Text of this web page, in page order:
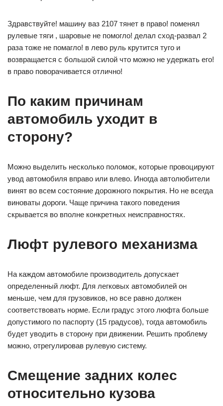
Здравствуйте! машину ваз 2107 тянет в право! поменял
рулевые тяги , шаровые не помогло! делал сход-развал 2
раза тоже не помагло! в лево руль крутится туго и
возвращается с большой силой что можно не удержать его!
в право поворачивается отлично!
По каким причинам
автомобиль уходит в
сторону?
Можно выделить несколько поломок, которые провоцируют
увод автомобиля вправо или влево. Иногда автолюбители
винят во всем состояние дорожного покрытия. Но не всегда
виноваты дороги. Чаще причина такого поведения
скрывается во вполне конкретных неисправностях.
Люфт рулевого механизма
На каждом автомобиле производитель допускает
определенный люфт. Для легковых автомобилей он
меньше, чем для грузовиков, но все равно должен
соответствовать норме. Если градус этого люфта больше
допустимого по паспорту (15 градусов), тогда автомобиль
будет уводить в сторону при движении. Решить проблему
можно, отрегулировав рулевую систему.
Смещение задних колес
относительно кузова